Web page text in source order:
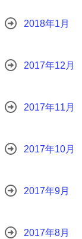
2018年1月
2017年12月
2017年11月
2017年10月
2017年9月
2017年8月